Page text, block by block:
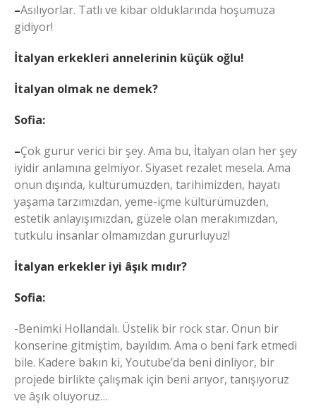
–Asılıyorlar. Tatlı ve kibar olduklarında hoşumuza
gidiyor!
İtalyan erkekleri annelerinin küçük oğlu!
İtalyan olmak ne demek?
Sofia:
–Çok gurur verici bir şey. Ama bu, İtalyan olan her şey
iyidir anlamına gelmiyor. Siyaset rezalet mesela. Ama
onun dışında, kültürümüzden, tarihimizden, hayatı
yaşama tarzımızdan, yeme-içme kültürümüzden,
estetik anlayışımızdan, güzele olan merakımızdan,
tutkulu insanlar olmamızdan gururluyuz!
İtalyan erkekler iyi âşık mıdır?
Sofia:
-Benimki Hollandalı. Üstelik bir rock star. Onun bir
konserine gitmiştim, bayıldım. Ama o beni fark etmedi
bile. Kadere bakın ki, Youtube’da beni dinliyor, bir
projede birlikte çalışmak için beni arıyor, tanışıyoruz
ve âşık oluyoruz…